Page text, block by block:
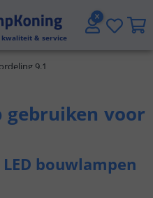
& service
€ 20,- NL en BE
9.1
gebruiken voor
bouwlampen